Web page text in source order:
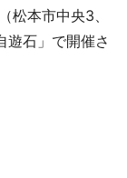
松本市中央3、
遊石」で開催さ